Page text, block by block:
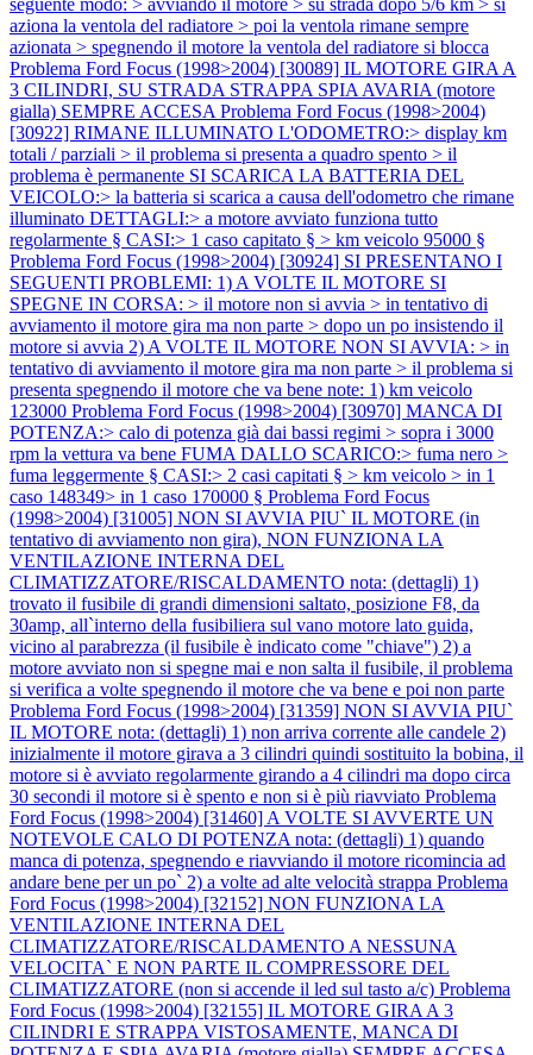
aziona la ventola del radiatore > poi la ventola rimane sempre
azionata > spegnendo il motore la ventola del radiatore si blocca
Problema Ford Focus (1998>2004) [30089] IL MOTORE GIRA A
3 CILINDRI, SU STRADA STRAPPA SPIA AVARIA (motore
gialla) SEMPRE ACCESA Problema Ford Focus (1998>2004)
[30922] RIMANE ILLUMINATO L'ODOMETRO:> display km
totali / parziali > il problema si presenta a quadro spento > il
problema è permanente SI SCARICA LA BATTERIA DEL
VEICOLO:> la batteria si scarica a causa dell'odometro che rimane
illuminato DETTAGLI:> a motore avviato funziona tutto
regolarmente § CASI:> 1 caso capitato § > km veicolo 95000 §
Problema Ford Focus (1998>2004) [30924] SI PRESENTANO I
SEGUENTI PROBLEMI: 1) A VOLTE IL MOTORE SI
SPEGNE IN CORSA: > il motore non si avvia > in tentativo di
avviamento il motore gira ma non parte > dopo un po insistendo il
motore si avvia 2) A VOLTE IL MOTORE NON SI AVVIA: > in
tentativo di avviamento il motore gira ma non parte > il problema si
presenta spegnendo il motore che va bene note: 1) km veicolo
123000 Problema Ford Focus (1998>2004) [30970] MANCA DI
POTENZA:> calo di potenza già dai bassi regimi > sopra i 3000
rpm la vettura va bene FUMA DALLO SCARICO:> fuma nero >
fuma leggermente § CASI:> 2 casi capitati § > km veicolo > in 1
caso 148349> in 1 caso 170000 § Problema Ford Focus
(1998>2004) [31005] NON SI AVVIA PIU` IL MOTORE (in
tentativo di avviamento non gira), NON FUNZIONA LA
VENTILAZIONE INTERNA DEL
CLIMATIZZATORE/RISCALDAMENTO nota: (dettagli) 1)
trovato il fusibile di grandi dimensioni saltato, posizione F8, da
30amp, all`interno della fusibiliera sul vano motore lato guida,
vicino al parabrezza (il fusibile è indicato come "chiave") 2) a
motore avviato non si spegne mai e non salta il fusibile, il problema
si verifica a volte spegnendo il motore che va bene e poi non parte
Problema Ford Focus (1998>2004) [31359] NON SI AVVIA PIU`
IL MOTORE nota: (dettagli) 1) non arriva corrente alle candele 2)
inizialmente il motore girava a 3 cilindri quindi sostituito la bobina, il
motore si è avviato regolarmente girando a 4 cilindri ma dopo circa
30 secondi il motore si è spento e non si è più riavviato Problema
Ford Focus (1998>2004) [31460] A VOLTE SI AVVERTE UN
NOTEVOLE CALO DI POTENZA nota: (dettagli) 1) quando
manca di potenza, spegnendo e riavviando il motore ricomincia ad
andare bene per un po` 2) a volte ad alte velocità strappa Problema
Ford Focus (1998>2004) [32152] NON FUNZIONA LA
VENTILAZIONE INTERNA DEL
CLIMATIZZATORE/RISCALDAMENTO A NESSUNA
VELOCITA` E NON PARTE IL COMPRESSORE DEL
CLIMATIZZATORE (non si accende il led sul tasto a/c) Problema
Ford Focus (1998>2004) [32155] IL MOTORE GIRA A 3
CILINDRI E STRAPPA VISTOSAMENTE, MANCA DI